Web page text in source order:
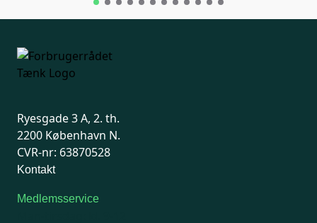
Ryesgade 3 A, 2. th.
2200 København N.
CVR-nr: 63870528
Kontakt
Medlemsservice